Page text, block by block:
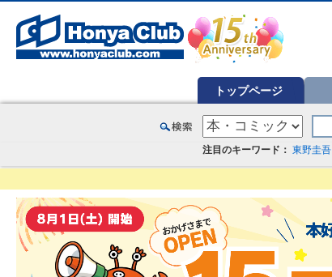
トップページ
注目のキーワード： 東野圭吾